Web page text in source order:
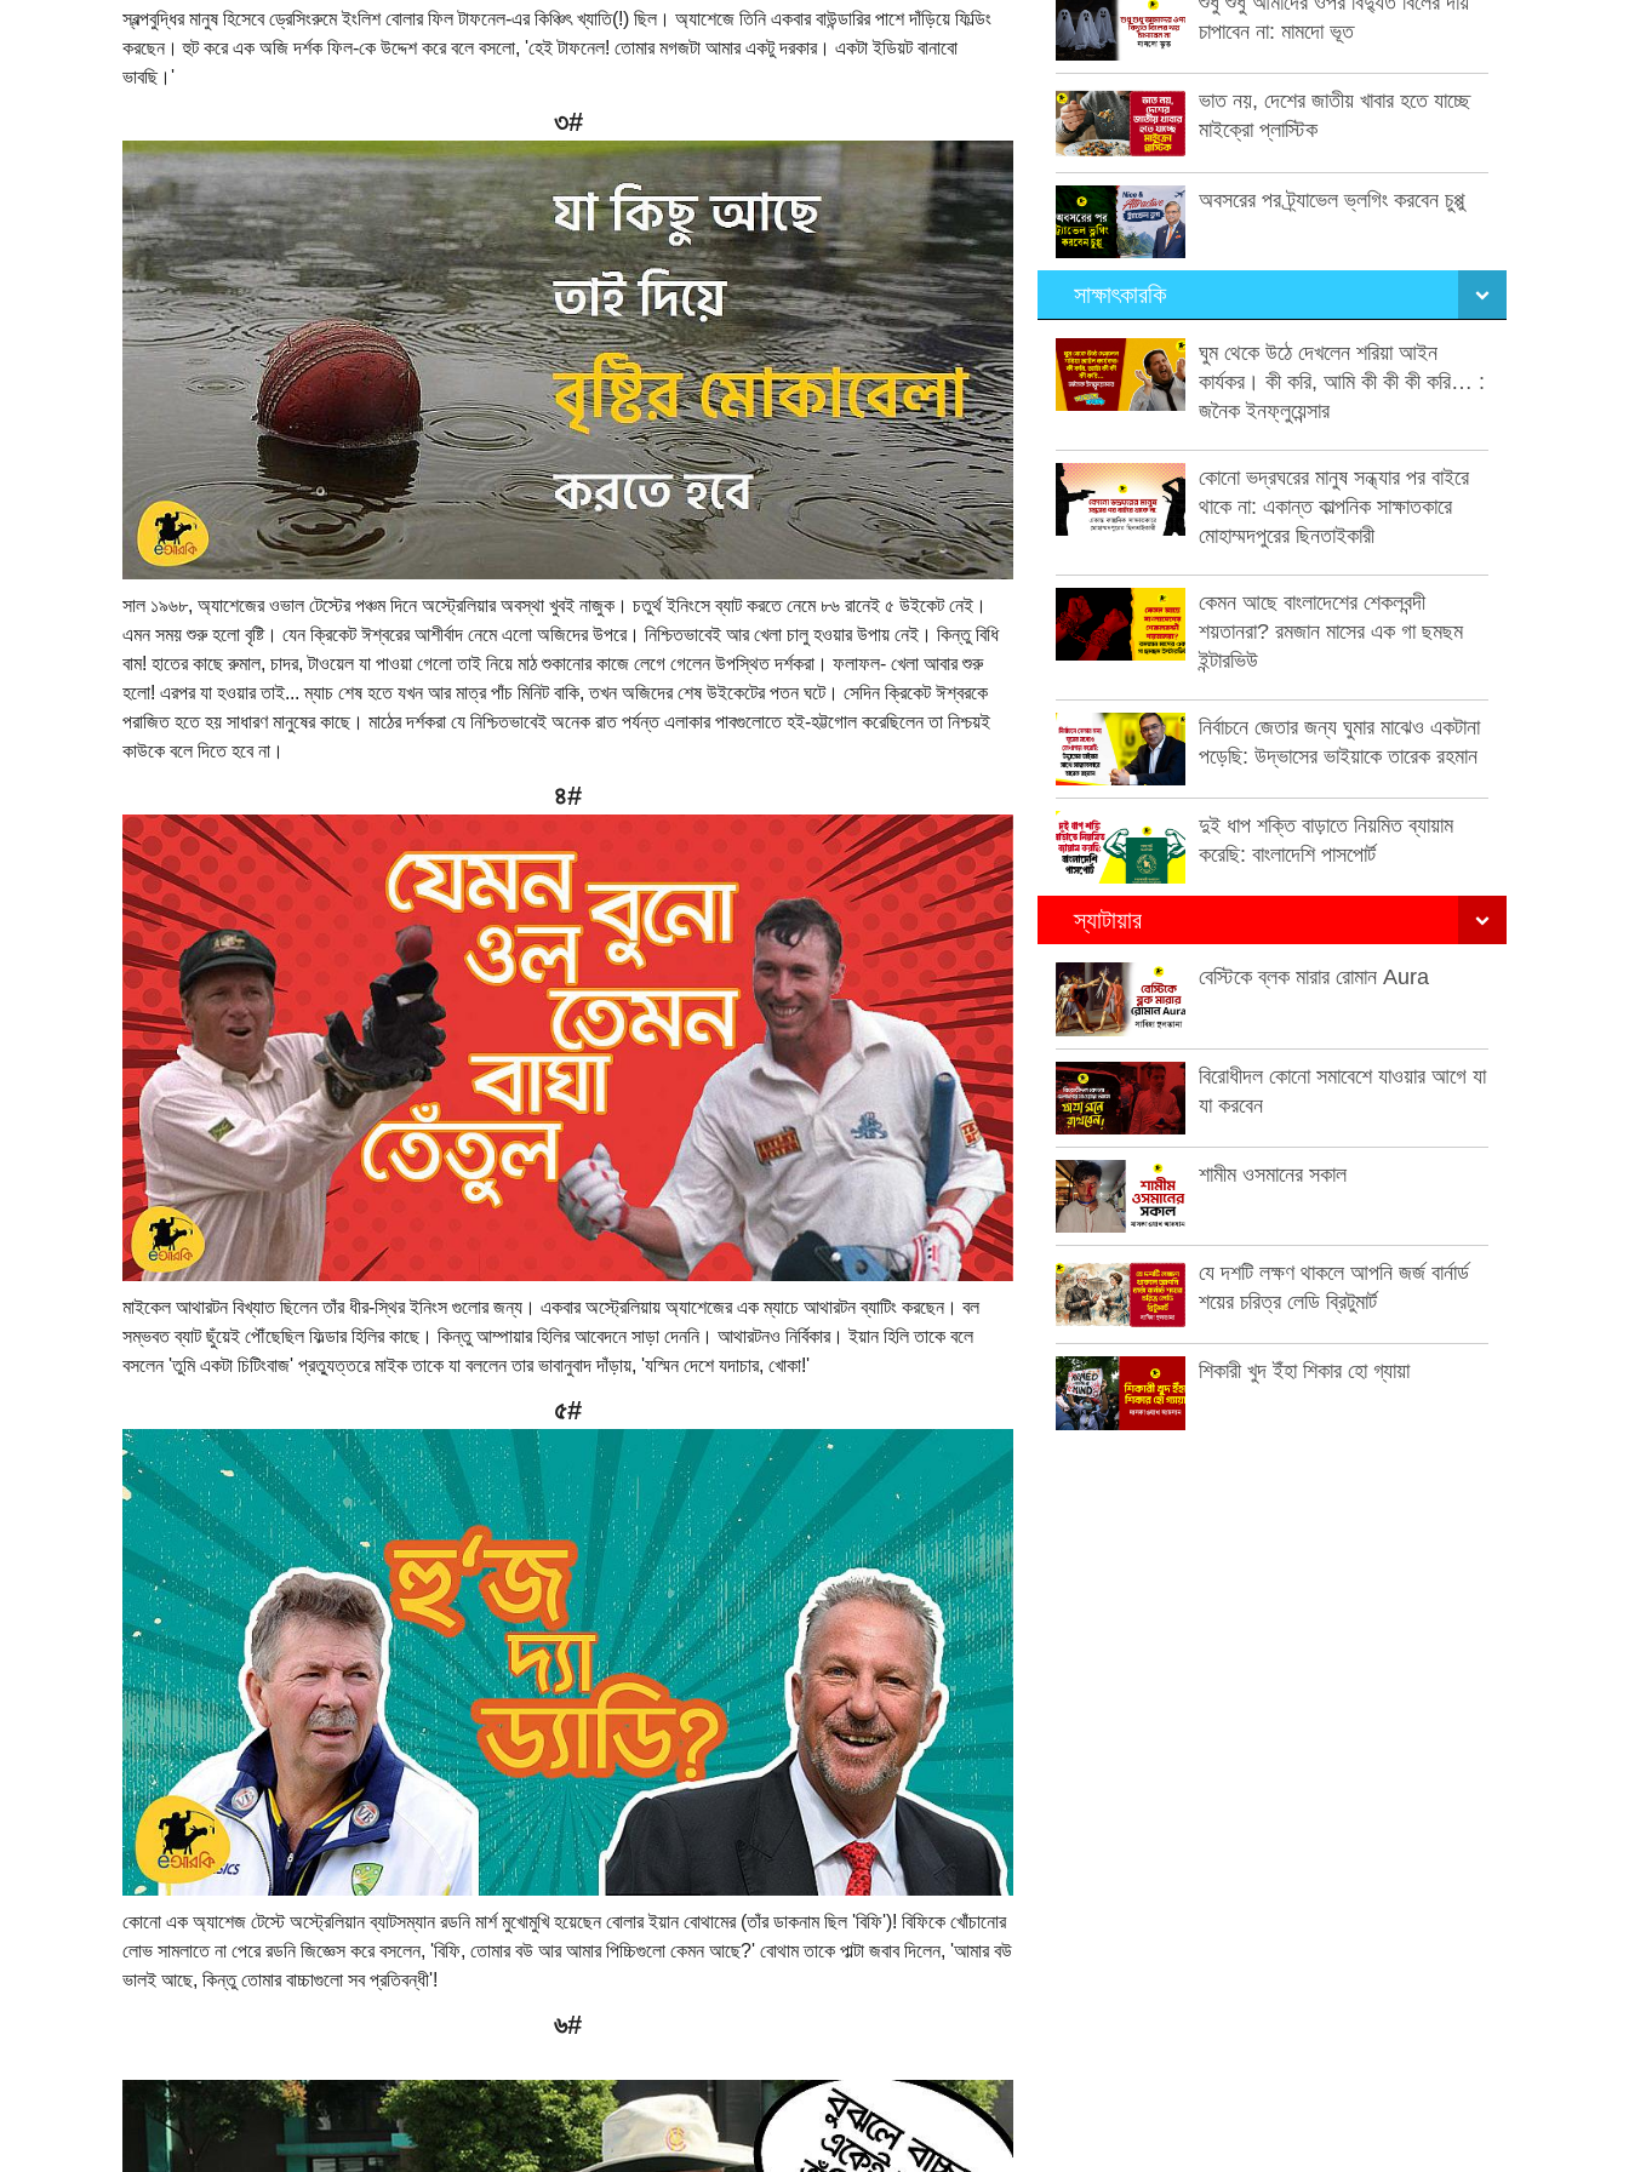
স্বল্পবুদ্ধির মানুষ হিসেবে ড্রেসিংরুমে ইংলিশ বোলার ফিল টাফনেল-এর কিঞ্চিৎ খ্যাতি(!) ছিল। অ্যাশেজে তিনি একবার বাউন্ডারির পাশে দাঁড়িয়ে ফিল্ডিং
করছেন। হুট করে এক অজি দর্শক ফিল-কে উদ্দেশ করে বলে বসলো, 'হেই টাফনেল! তোমার মগজটা আমার একটু দরকার। একটা ইডিয়ট বানাবো
ভাবছি।'
৩#
সাল ১৯৬৮, অ্যাশেজের ওভাল টেস্টের পঞ্চম দিনে অস্ট্রেলিয়ার অবস্থা খুবই নাজুক। চতুর্থ ইনিংসে ব্যাট করতে নেমে ৮৬ রানেই ৫ উইকেট নেই।
এমন সময় শুরু হলো বৃষ্টি। যেন ক্রিকেট ঈশ্বরের আশীর্বাদ নেমে এলো অজিদের উপরে। নিশ্চিতভাবেই আর খেলা চালু হওয়ার উপায় নেই। কিন্তু বিধি
বাম! হাতের কাছে রুমাল, চাদর, টাওয়েল যা পাওয়া গেলো তাই নিয়ে মাঠ শুকানোর কাজে লেগে গেলেন উপস্থিত দর্শকরা। ফলাফল- খেলা আবার শুরু
হলো! এরপর যা হওয়ার তাই... ম্যাচ শেষ হতে যখন আর মাত্র পাঁচ মিনিট বাকি, তখন অজিদের শেষ উইকেটের পতন ঘটে। সেদিন ক্রিকেট ঈশ্বরকে
পরাজিত হতে হয় সাধারণ মানুষের কাছে। মাঠের দর্শকরা যে নিশ্চিতভাবেই অনেক রাত পর্যন্ত এলাকার পাবগুলোতে হই-হট্টগোল করেছিলেন তা নিশ্চয়ই
কাউকে বলে দিতে হবে না।
৪#
মাইকেল আথারটন বিখ্যাত ছিলেন তাঁর ধীর-স্থির ইনিংস গুলোর জন্য। একবার অস্ট্রেলিয়ায় অ্যাশেজের এক ম্যাচে আথারটন ব্যাটিং করছেন। বল
সম্ভবত ব্যাট ছুঁয়েই পৌঁছেছিল ফিল্ডার হিলির কাছে। কিন্তু আম্পায়ার হিলির আবেদনে সাড়া দেননি। আথারটনও নির্বিকার। ইয়ান হিলি তাকে বলে
বসলেন 'তুমি একটা চিটিংবাজ' প্রত্যুত্তরে মাইক তাকে যা বললেন তার ভাবানুবাদ দাঁড়ায়, 'যস্মিন দেশে যদাচার, খোকা!'
৫#
কোনো এক অ্যাশেজ টেস্টে অস্ট্রেলিয়ান ব্যাটসম্যান রডনি মার্শ মুখোমুখি হয়েছেন বোলার ইয়ান বোথামের (তাঁর ডাকনাম ছিল 'বিফি')! বিফিকে খোঁচানোর
লোভ সামলাতে না পেরে রডনি জিজ্ঞেস করে বসলেন, 'বিফি, তোমার বউ আর আমার পিচ্চিগুলো কেমন আছে?' বোথাম তাকে পাল্টা জবাব দিলেন, 'আমার বউ
ভালই আছে, কিন্তু তোমার বাচ্চাগুলো সব প্রতিবন্ধী'!
৬#
চাপাবেন না: মামদো ভূত
ভাত নয়, দেশের জাতীয় খাবার হতে যাচ্ছে
মাইক্রো প্লাস্টিক
অবসরের পর ট্র্যাভেল ভ্লগিং করবেন চুপ্পু
সাক্ষাৎকারকি
ঘুম থেকে উঠে দেখলেন শরিয়া আইন
কার্যকর। কী করি, আমি কী কী কী করি… :
জনৈক ইনফ্লুয়েন্সার
কোনো ভদ্রঘরের মানুষ সন্ধ্যার পর বাইরে
থাকে না: একান্ত কাল্পনিক সাক্ষাতকারে
মোহাম্মদপুরের ছিনতাইকারী
কেমন আছে বাংলাদেশের শেকলবন্দী
শয়তানরা? রমজান মাসের এক গা ছমছম
ইন্টারভিউ
নির্বাচনে জেতার জন্য ঘুমার মাঝেও একটানা
পড়েছি: উদ্ভাসের ভাইয়াকে তারেক রহমান
দুই ধাপ শক্তি বাড়াতে নিয়মিত ব্যায়াম
করেছি: বাংলাদেশি পাসপোর্ট
স্যাটায়ার
বেস্টিকে ব্লক মারার রোমান Aura
বিরোধীদল কোনো সমাবেশে যাওয়ার আগে যা
যা করবেন
শামীম ওসমানের সকাল
যে দশটি লক্ষণ থাকলে আপনি জর্জ বার্নার্ড
শয়ের চরিত্র লেডি ব্রিটুমার্ট
শিকারী খুদ ইঁহা শিকার হো গ্যায়া